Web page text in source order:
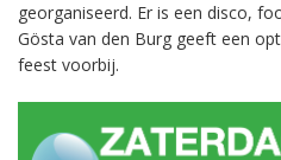
georganiseerd. Er is een disco,
Gösta van den Burg geeft een
feest voorbij.